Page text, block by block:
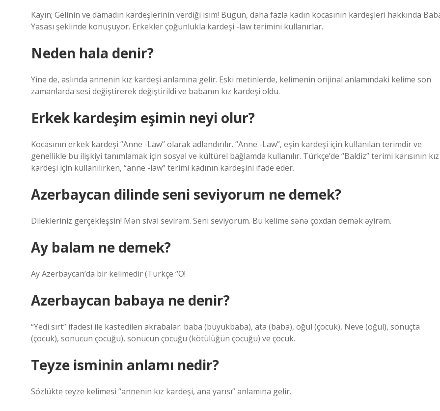
Kayın; Gelinin ve damadın kardeşlerinin verdiği isim! Bugün, daha fazla kadın kocasının kardeşleri hakkında
Yasası şeklinde konuşuyor. Erkekler çoğunlukla kardeşi -law terimini kullanırlar.
Neden hala denir?
Yine de, aslında annenin kız kardeşi anlamına gelir. Eski metinlerde, kelimenin orijinal anlamındaki kelime son
zamanlarda sesi değiştirerek değiştirildi ve babanın kız kardeşi oldu.
Erkek kardeşim eşimin neyi olur?
Kocasının erkek kardeşi “Anne -Law” olarak adlandırılır. “Anne -Law”, eşin kardeşi için kullanılan terimdir ve
genellikle bu ilişkiyi tanımlamak için sosyal ve kültürel bağlamda kullanılır. Türkçe’de “Baldiz” terimi karısının kız
kardeşi için kullanılırken, “anne -law” terimi kadının kardeşini ifade eder.
Azerbaycan dilinde seni seviyorum ne demek?
Dilekleriniz gerçekleşsin! Mən sival sevirəm. Seni seviyorum. Bu kelime sənə çoxdan demək əyirəm.
Ay balam ne demek?
Ay Azerbaycan’da bir kelimedir (Türkçe “O!
Azerbaycan babaya ne denir?
“Yedi sırt” ifadesi ile kastedilen akrabalar: baba (büyükbaba), ata (baba), oğul (çocuk), Neve (oğul), sonuçta
(çocuk), sonucun çocuğu), sonucun çocuğu (kötülüğün çocuğu) ve çocuk.
Teyze isminin anlamı nedir?
Sözlükte teyze kelimesi “annenin kız kardeşi, ana yarısı” anlamına gelir.